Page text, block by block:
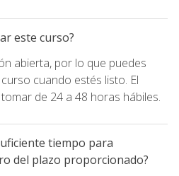
este curso?
abierta, por lo que puedes
cuando estés listo. El
de 24 a 48 horas hábiles.
tiempo para
del plazo proporcionado?